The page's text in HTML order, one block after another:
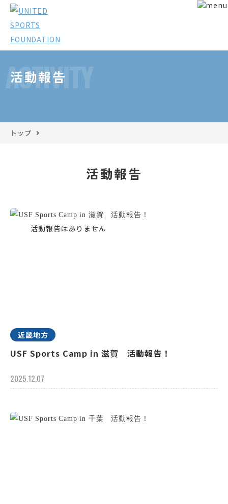
ACTIVITY
活動報告
トップ
活動報告
近畿地方
USF Sports Camp in 滋賀 活動報告！
2025.12.07